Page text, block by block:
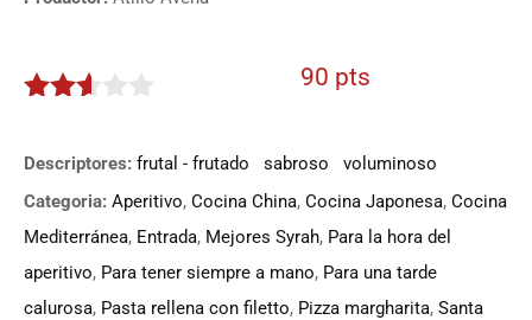
90 pts
Descriptores: frutal - frutado sabroso
voluminoso
Categoria: Aperitivo, Cocina China, Cocina Japonesa, Cocina
Mediterránea, Entrada, Mejores Syrah, Para la hora del
aperitivo, Para tener siempre a mano, Para una tarde
calurosa, Pasta rellena con filetto, Pizza margharita, Santa